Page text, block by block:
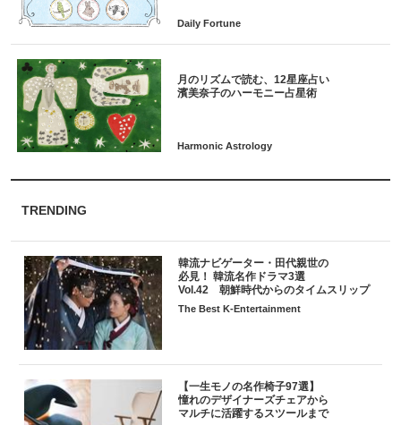
月のリズムで読む、12星座占い
TRENDING
韓流ナビゲーター・田代親世の
必見！ 韓流名作ドラマ3選
Vol.42 朝鮮時代からのタイムスリップ
The Best K-Entertainment
【一生モノの名作椅子97選】
憧れのデザイナーズチェアから
マルチに活躍するスツールまで